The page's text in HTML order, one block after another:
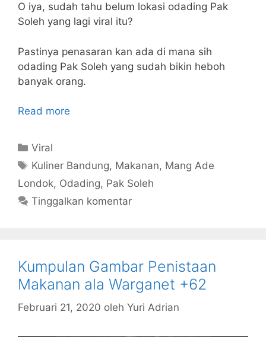
O iya, sudah tahu belum lokasi odading Pak
Soleh yang lagi viral itu?
Pastinya penasaran kan ada di mana sih
odading Pak Soleh yang sudah bikin heboh
banyak orang.
Read more
Kategori
Viral
Tag
Kuliner Bandung, Makanan, Mang Ade
Londok, Odading, Pak Soleh
Tinggalkan komentar
Kumpulan Gambar Penistaan
Makanan ala Warganet +62
Februari 21, 2020 oleh Yuri Adrian